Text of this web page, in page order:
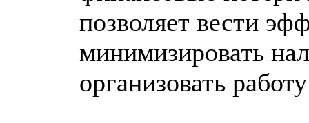
позволяет вести
минимизировать
организовать